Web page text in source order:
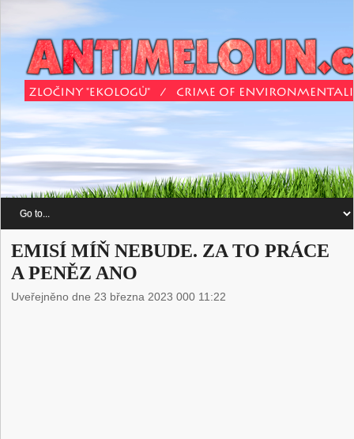
EMISÍ MÍŇ NEBUDE. ZA TO PRÁCE
A PENĚZ ANO
Uveřejněno dne 23 března 2023 000 11:22